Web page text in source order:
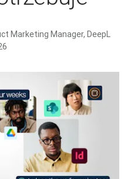
Marketing Manager, DeepL